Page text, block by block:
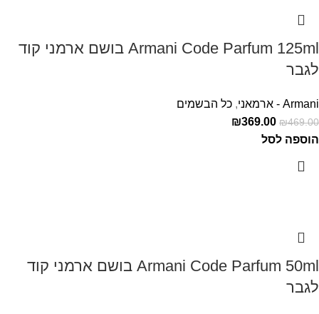
Armani Code Parfum 125ml בושם ארמני קוד
לגבר
Armani - ארמאני , כל הבשמים
₪469.00
₪369.00
הוספה לסל
Armani Code Parfum 50ml בושם ארמני קוד
לגבר